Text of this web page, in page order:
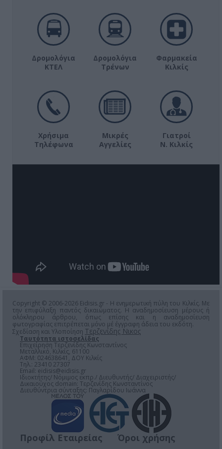
Δρομολόγια
ΚΤΕΛ
Δρομολόγια
Τρένων
Φαρμακεία
Κιλκίς
Χρήσιμα
Τηλέφωνα
Μικρές
Αγγελίες
Γιατροί
Ν. Κιλκίς
Copyright © 2006-2026 Eidisis.gr - Η ενημερωτική πύλη του Κιλκίς. Με
την επιφύλαξη παντός δικαιώματος. Η αναδημοσίευση μέρους ή
ολόκληρου άρθρου, όπως επίσης και η αναδημοσίευση
φωτογραφίας επιτρέπεται μόνο μέ έγγραφη άδεια του εκδότη.
Σχεδίαση και Υλοποίηση Τερζενίδης Νικος
Ταυτότητα ιστοσελίδας
Επιχείρηση Τερζενίδης Κωνσταντίνος
Μεταλλικό, Κιλκίς, 61100
ΑΦΜ: 024638641, ΔΟΥ Κιλκίς
Τηλ.: 23410 27307
Email: eidisis@eidisis.gr
Ιδιοκτήτης/ Νόμιμος εκπρ./ Διευθυντής/ Διαχειριστής/
Δικαιούχος domain: Τερζενίδης Κωνσταντίνος
Διευθύντρια σύνταξης: Παγλαρίδου Ιωάννα
Προφίλ Εταιρείας Όροι χρήσης